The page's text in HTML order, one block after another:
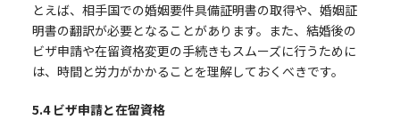
とえば、相手国での婚姻要件具備証明書の取得や、婚姻証
明書の翻訳が必要となることがあります。また、結婚後の
ビザ申請や在留資格変更の手続きもスムーズに行うために
は、時間と労力がかかることを理解しておくべきです。
5.4 ビザ申請と在留資格